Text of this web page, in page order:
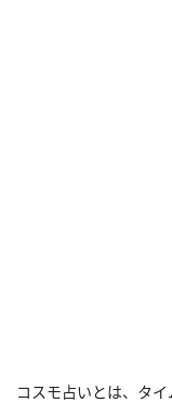
コスモ占いとは、タ